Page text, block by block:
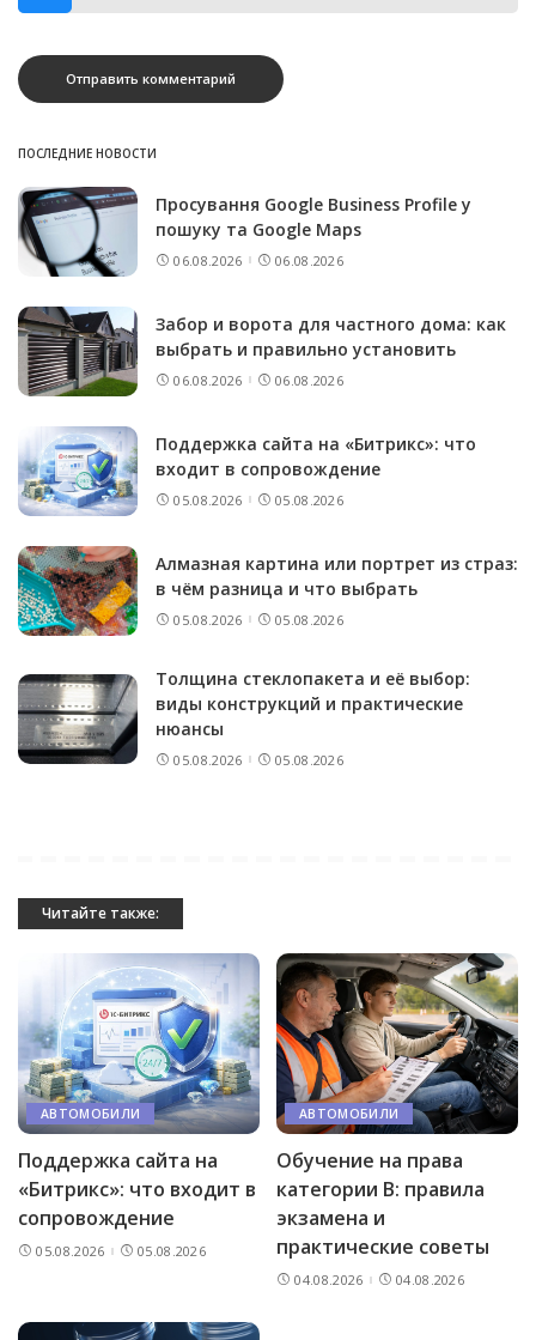
ПОСЛЕДНИЕ НОВОСТИ
Просування Google Business Profile у
пошуку та Google Maps
06.08.2026 06.08.2026
Забор и ворота для частного дома: как
выбрать и правильно установить
06.08.2026 06.08.2026
Поддержка сайта на «Битрикс»: что
входит в сопровождение
05.08.2026 05.08.2026
Алмазная картина или портрет из страз:
в чём разница и что выбрать
05.08.2026 05.08.2026
Толщина стеклопакета и её выбор:
виды конструкций и практические
нюансы
05.08.2026 05.08.2026
Читайте также:
АВТОМОБИЛИ
Поддержка сайта на
«Битрикс»: что входит в
сопровождение
05.08.2026 05.08.2026
АВТОМОБИЛИ
Обучение на права
категории B: правила
экзамена и
практические советы
04.08.2026 04.08.2026